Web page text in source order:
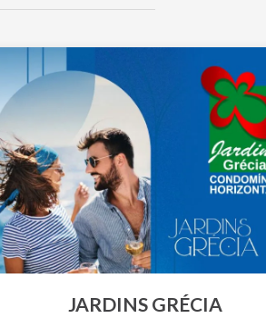
JARDINS GRÉCIA